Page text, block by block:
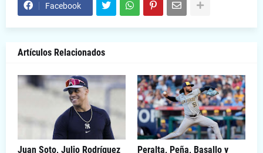
Facebook
Artículos Relacionados
Juan Soto, Julio Rodríguez
Peralta, Peña, Basallo y